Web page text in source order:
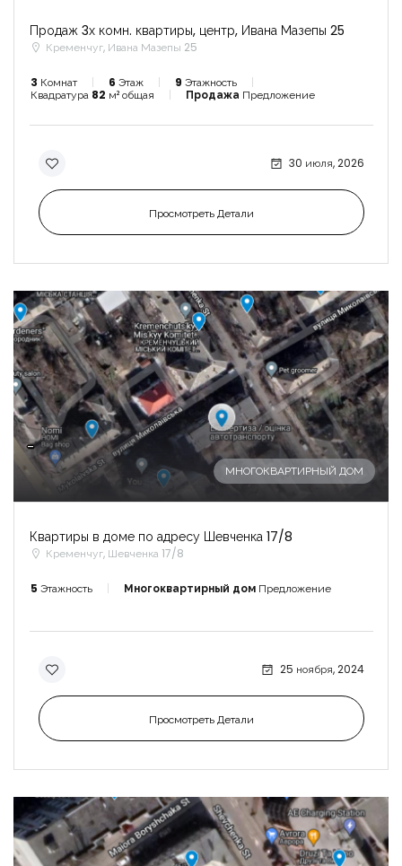
Продаж 3х комн. квартиры, центр, Ивана Мазепы 25
Кременчуг, Ивана Мазепы 25
3 Комнат 6 Этаж 9 Этажность
Квадратура 82 м² общая Продажа Предложение
30 июля, 2026
Просмотреть Детали
-
МНОГОКВАРТИРНЫЙ ДОМ
Квартиры в доме по адресу Шевченка 17/8
Кременчуг, Шевченка 17/8
5 Этажность Многоквартирный дом Предложение
25 ноября, 2024
Просмотреть Детали